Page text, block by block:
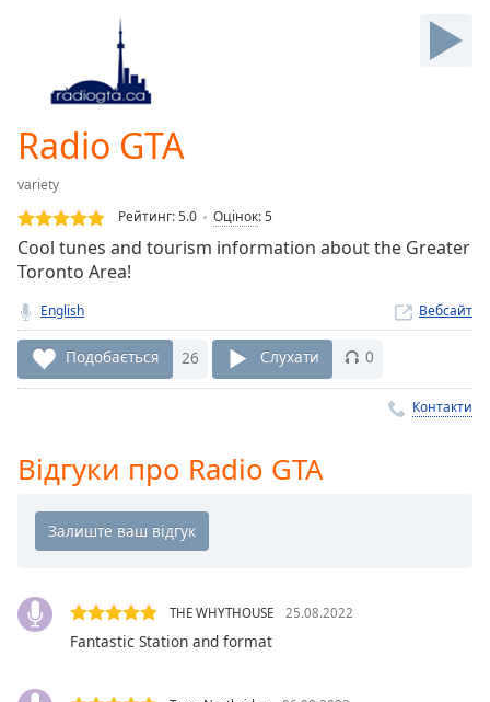
Current
Loaded
0.00%
Stream
TypeLIVE
live,
currently
behind
LIVE
Remaining
Rate
Chapters
Descriptions
descriptions
Radio GTA
variety
Рейтинг:5.0 Оцінок:5
Cool tunes and tourism information about the Greater
Toronto Area!
English Вебсайт
Подобається 26 Слухати 0
Контакти
Відгуки про Radio GTA
THE WHYTHOUSE 25.08.2022
Fantastic Station and format